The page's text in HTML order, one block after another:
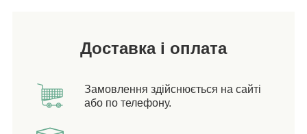
Доставка і оплата
Замовлення здійснюється на сайті
або по телефону.